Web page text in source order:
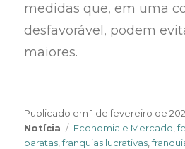
medidas que, em uma
desfavorável, podem
maiores.
Publicado em1 de fevereiro de
Notícia
Tags
Economia e Mercado ,
baratas ,franquias lucrativas ,